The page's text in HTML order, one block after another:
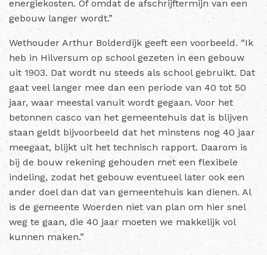
energiekosten. Of omdat de afschrijftermijn van een
gebouw langer wordt.”
Wethouder Arthur Bolderdijk geeft een voorbeeld. “Ik
heb in Hilversum op school gezeten in een gebouw
uit 1903. Dat wordt nu steeds als school gebruikt. Dat
gaat veel langer mee dan een periode van 40 tot 50
jaar, waar meestal vanuit wordt gegaan. Voor het
betonnen casco van het gemeentehuis dat is blijven
staan geldt bijvoorbeeld dat het minstens nog 40 jaar
meegaat, blijkt uit het technisch rapport. Daarom is
bij de bouw rekening gehouden met een flexibele
indeling, zodat het gebouw eventueel later ook een
ander doel dan dat van gemeentehuis kan dienen. Al
is de gemeente Woerden niet van plan om hier snel
weg te gaan, die 40 jaar moeten we makkelijk vol
kunnen maken.”